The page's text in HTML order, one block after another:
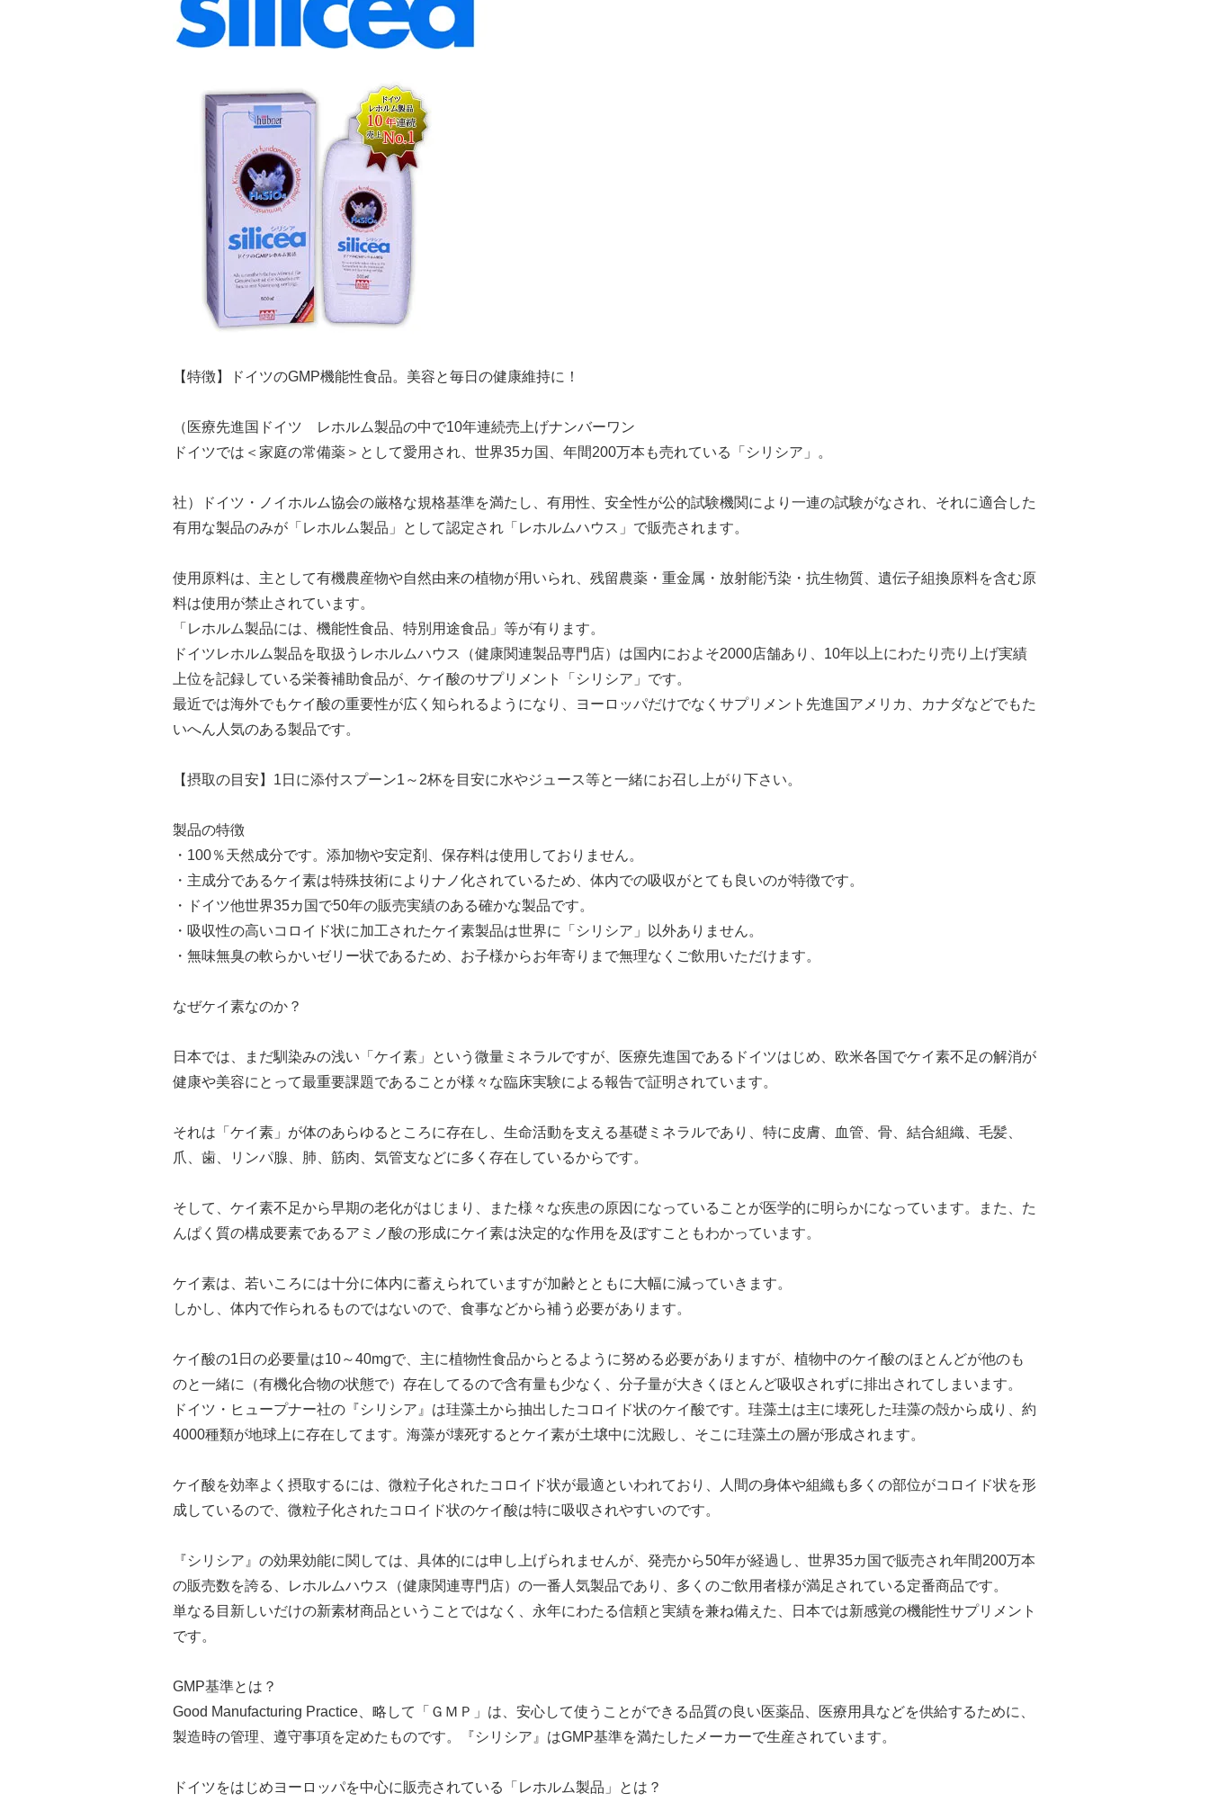
【特徴】ドイツのGMP機能性食品。美容と毎日の健康維持に！
（医療先進国ドイツ レホルム製品の中で10年連続売上げナンバーワン
ドイツでは＜家庭の常備薬＞として愛用され、世界35カ国、年間200万本も売れている「シリシア」。
社）ドイツ・ノイホルム協会の厳格な規格基準を満たし、有用性、安全性が公的試験機関により一連の試験がなされ、それに適合した
有用な製品のみが「レホルム製品」として認定され「レホルムハウス」で販売されます。
使用原料は、主として有機農産物や自然由来の植物が用いられ、残留農薬・重金属・放射能汚染・抗生物質、遺伝子組換原料を含む原
料は使用が禁止されています。
「レホルム製品には、機能性食品、特別用途食品」等が有ります。
ドイツレホルム製品を取扱うレホルムハウス（健康関連製品専門店）は国内におよそ2000店舗あり、10年以上にわたり売り上げ実績
上位を記録している栄養補助食品が、ケイ酸のサプリメント「シリシア」です。
最近では海外でもケイ酸の重要性が広く知られるようになり、ヨーロッパだけでなくサプリメント先進国アメリカ、カナダなどでもた
いへん人気のある製品です。
【摂取の目安】1日に添付スプーン1～2杯を目安に水やジュース等と一緒にお召し上がり下さい。
製品の特徴
・100％天然成分です。添加物や安定剤、保存料は使用しておりません。
・主成分であるケイ素は特殊技術によりナノ化されているため、体内での吸収がとても良いのが特徴です。
・ドイツ他世界35カ国で50年の販売実績のある確かな製品です。
・吸収性の高いコロイド状に加工されたケイ素製品は世界に「シリシア」以外ありません。
・無味無臭の軟らかいゼリー状であるため、お子様からお年寄りまで無理なくご飲用いただけます。
なぜケイ素なのか？
日本では、まだ馴染みの浅い「ケイ素」という微量ミネラルですが、医療先進国であるドイツはじめ、欧米各国でケイ素不足の解消が
健康や美容にとって最重要課題であることが様々な臨床実験による報告で証明されています。
それは「ケイ素」が体のあらゆるところに存在し、生命活動を支える基礎ミネラルであり、特に皮膚、血管、骨、結合組織、毛髪、
爪、歯、リンパ腺、肺、筋肉、気管支などに多く存在しているからです。
そして、ケイ素不足から早期の老化がはじまり、また様々な疾患の原因になっていることが医学的に明らかになっています。また、た
んぱく質の構成要素であるアミノ酸の形成にケイ素は決定的な作用を及ぼすこともわかっています。
ケイ素は、若いころには十分に体内に蓄えられていますが加齢とともに大幅に減っていきます。
しかし、体内で作られるものではないので、食事などから補う必要があります。
ケイ酸の1日の必要量は10～40mgで、主に植物性食品からとるように努める必要がありますが、植物中のケイ酸のほとんどが他のも
のと一緒に（有機化合物の状態で）存在してるので含有量も少なく、分子量が大きくほとんど吸収されずに排出されてしまいます。
ドイツ・ヒュープナー社の『シリシア』は珪藻土から抽出したコロイド状のケイ酸です。珪藻土は主に壊死した珪藻の殻から成り、約
4000種類が地球上に存在してます。海藻が壊死するとケイ素が土壌中に沈殿し、そこに珪藻土の層が形成されます。
ケイ酸を効率よく摂取するには、微粒子化されたコロイド状が最適といわれており、人間の身体や組織も多くの部位がコロイド状を形
成しているので、微粒子化されたコロイド状のケイ酸は特に吸収されやすいのです。
『シリシア』の効果効能に関しては、具体的には申し上げられませんが、発売から50年が経過し、世界35カ国で販売され年間200万本
の販売数を誇る、レホルムハウス（健康関連専門店）の一番人気製品であり、多くのご飲用者様が満足されている定番商品です。
単なる目新しいだけの新素材商品ということではなく、永年にわたる信頼と実績を兼ね備えた、日本では新感覚の機能性サプリメント
です。
GMP基準とは？
Good Manufacturing Practice、略して「ＧＭＰ」は、安心して使うことができる品質の良い医薬品、医療用具などを供給するために、
製造時の管理、遵守事項を定めたものです。『シリシア』はGMP基準を満たしたメーカーで生産されています。
ドイツをはじめヨーロッパを中心に販売されている「レホルム製品」とは？